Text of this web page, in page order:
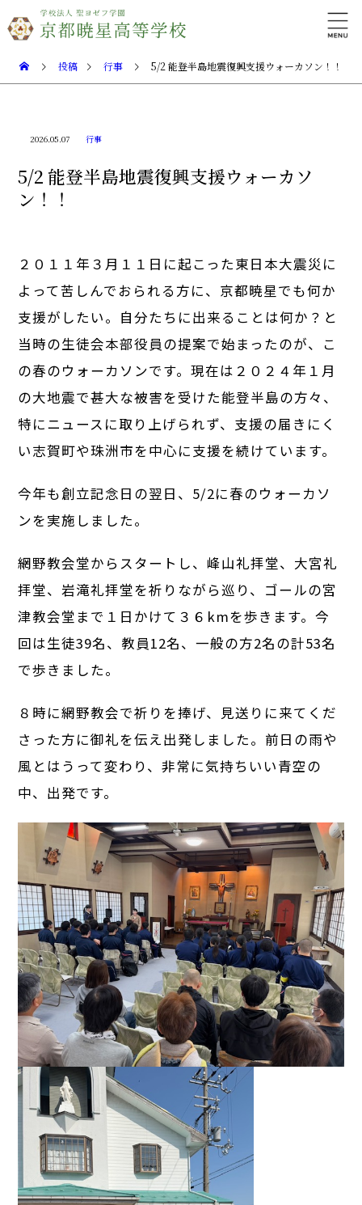
投稿 行事 5/2 能登半島地震復興支援ウォーカソン！！
2026.05.07 行事
5/2 能登半島地震復興支援ウォーカソ
ン！！
２０１１年３月１１日に起こった東日本大震災に
よって苦しんでおられる方に、京都暁星でも何か
支援がしたい。自分たちに出来ることは何か？と
当時の生徒会本部役員の提案で始まったのが、こ
の春のウォーカソンです。現在は２０２４年１月
の大地震で甚大な被害を受けた能登半島の方々、
特にニュースに取り上げられず、支援の届きにく
い志賀町や珠洲市を中心に支援を続けています。
今年も創立記念日の翌日、5/2に春のウォーカソ
ンを実施しました。
網野教会堂からスタートし、峰山礼拝堂、大宮礼
拝堂、岩滝礼拝堂を祈りながら巡り、ゴールの宮
津教会堂まで１日かけて３６kmを歩きます。今
回は生徒39名、教員12名、一般の方2名の計53名
で歩きました。
８時に網野教会で祈りを捧げ、見送りに来てくだ
さった方に御礼を伝え出発しました。前日の雨や
風とはうって変わり、非常に気持ちいい青空の
中、出発です。